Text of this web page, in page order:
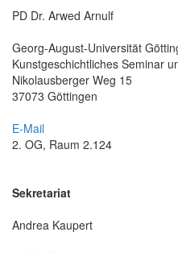
PD Dr. Arwed Arnulf
Georg-August-Universität
Kunstgeschichtliches Seminar
Nikolausberger Weg 15
37073 Göttingen
E-Mail
2. OG, Raum 2.124
Sekretariat
Andrea Kaupert